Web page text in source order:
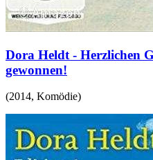
Dora Heldt - Herzlichen
gewonnen!
(2014, Komödie)